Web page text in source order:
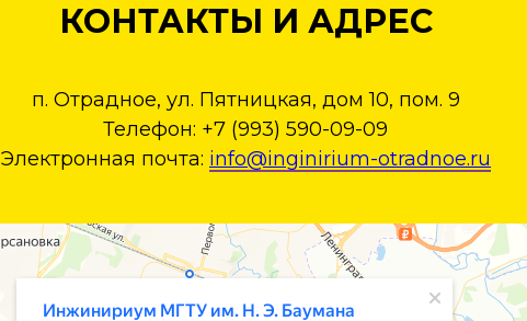
КОНТАКТЫ И АДРЕС
п. Отрадное, ул. Пятницкая, дом 10, пом. 9
Телефон: +7 (993) 590-09-09
Электронная почта: info@inginirium-otradnoe.ru